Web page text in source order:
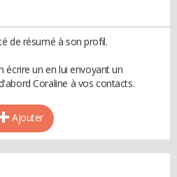
de résumé à son profil.
écrire un en lui envoyant un
Coraline à vos contacts.
Ajouter